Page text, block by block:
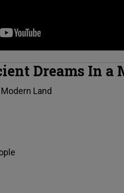
Dreams In a
Land